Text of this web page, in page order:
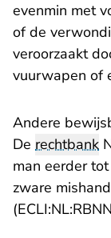
evenmin met
of de
veroorzaakt
vuurwapen of
Andere
De rechtbank
man eerder
zware